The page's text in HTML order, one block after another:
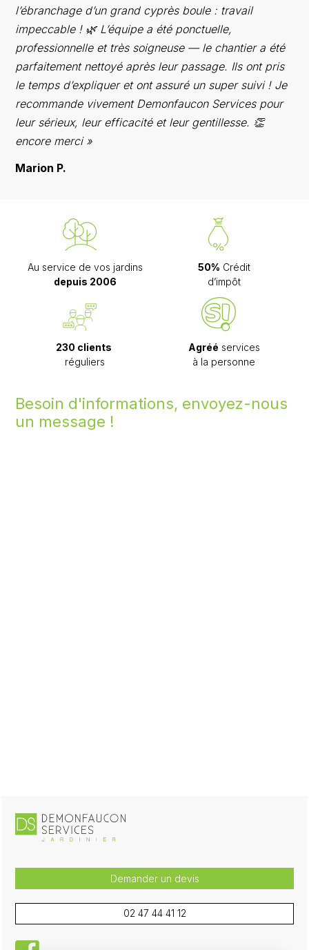
l’ébranchage d’un grand cyprès boule : travail
impeccable ! 🌿 L’équipe a été ponctuelle,
professionnelle et très soigneuse — le chantier a été
parfaitement nettoyé après leur passage. Ils ont pris
le temps d’expliquer et ont assuré un super suivi ! Je
recommande vivement Demonfaucon Services pour
leur sérieux, leur efficacité et leur gentillesse. 👏
encore merci »
Marion P.
Au service de vos jardins
depuis 2006
50% Crédit
d’impôt
230 clients
réguliers
Agréé services
à la personne
Demander un devis
02 47 44 41 12
facebook
Besoin d'informations, envoyez-nous
un message !